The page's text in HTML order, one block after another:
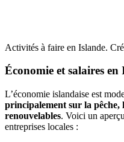
Activités à faire en Islande.
Économie et salaires en
L’économie islandaise est
principalement sur la pêche,
renouvelables. Voici un
entreprises locales :